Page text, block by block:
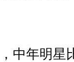
中年明星